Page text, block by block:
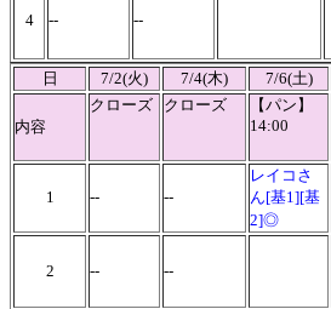
4 -- --
日 7/2(火) 7/4(木) 7/6(土)
内容
クローズ クローズ
【パン】
14:00
1 -- --
レイコさ
ん[基1][基
2]◎
2 -- --